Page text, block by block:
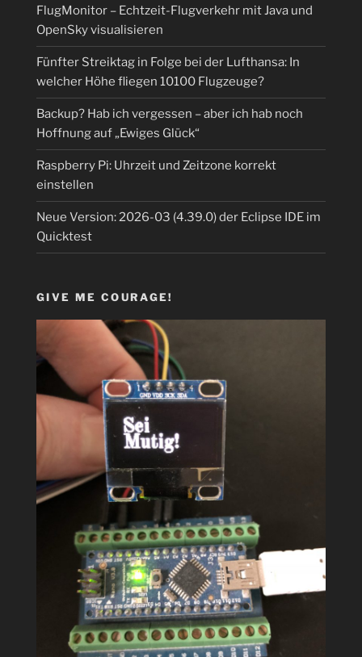
FlugMonitor – Echtzeit-Flugverkehr mit Java und
OpenSky visualisieren
Fünfter Streiktag in Folge bei der Lufthansa: In
welcher Höhe fliegen 10100 Flugzeuge?
Backup? Hab ich vergessen – aber ich hab noch
Hoffnung auf „Ewiges Glück“
Raspberry Pi: Uhrzeit und Zeitzone korrekt
einstellen
Neue Version: 2026-03 (4.39.0) der Eclipse IDE im
Quicktest
GIVE ME COURAGE!